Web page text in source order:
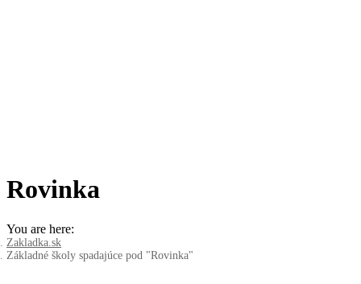
Rovinka
You are here:
Zakladka.sk
Základné školy spadajúce pod "Rovinka"